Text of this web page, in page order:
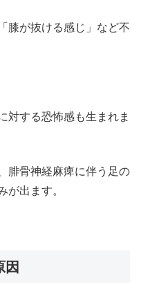
膝が抜ける感じ」など不
対する恐怖感も生まれま
腓骨神経麻痺に伴う足の
が出ます。
因